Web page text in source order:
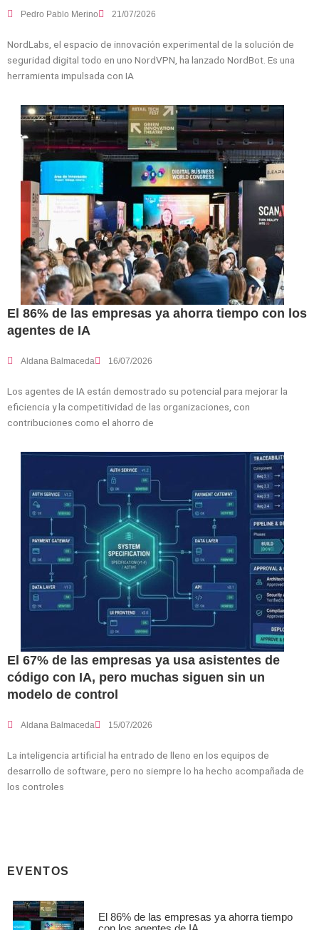
Pedro Pablo Merino 21/07/2026
NordLabs, el espacio de innovación experimental de la solución de
seguridad digital todo en uno NordVPN, ha lanzado NordBot. Es una
herramienta impulsada con IA
El 86% de las empresas ya ahorra tiempo con los
agentes de IA
Aldana Balmaceda 16/07/2026
Los agentes de IA están demostrado su potencial para mejorar la
eficiencia y la competitividad de las organizaciones, con
contribuciones como el ahorro de
El 67% de las empresas ya usa asistentes de
código con IA, pero muchas siguen sin un
modelo de control
Aldana Balmaceda 15/07/2026
La inteligencia artificial ha entrado de lleno en los equipos de
desarrollo de software, pero no siempre lo ha hecho acompañada de
los controles
EVENTOS
El 86% de las empresas ya ahorra tiempo